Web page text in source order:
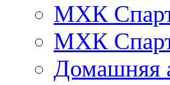
МХК
МХК
Домашняя